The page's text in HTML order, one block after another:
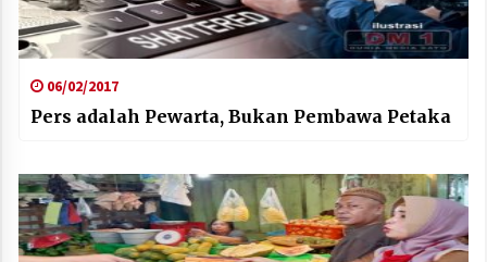
06/02/2017
Pers adalah Pewarta, Bukan Pembawa Petaka